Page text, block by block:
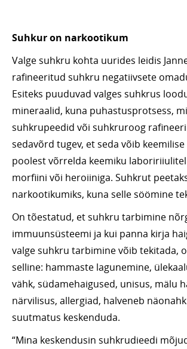
Suhkur on narkootikum
Valge suhkru kohta uurides leidis
rafineeritud suhkru negatiivsete
Esiteks puuduvad valges suhkrus
mineraalid, kuna puhastusprotsess,
suhkrupeedid või suhkruroog
sedavõrd tugev, et seda võib
poolest võrrelda keemiku
morfiini või heroiiniga. Suhkrut
narkootikumiks, kuna selle söömine
On tõestatud, et suhkru tarbimine
immuunsüsteemi ja kui panna kirja
valge suhkru tarbimine võib tekitada,
selline: hammaste lagunemine,
vähk, südamehaigused, unisus, mälu
närvilisus, allergiad, halveneb
suutmatus keskenduda.
“Mina keskendusin suhkrudieedi